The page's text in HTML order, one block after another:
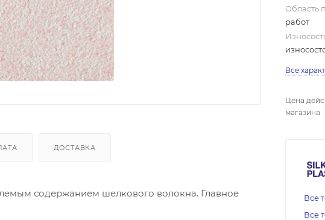
ДОСТАВКА
содержанием шелкового волокна. Главное
Область
работ
Все
Цена
магазина
Все
Все